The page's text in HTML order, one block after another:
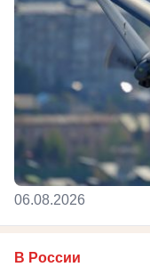
06.08.2026
В России